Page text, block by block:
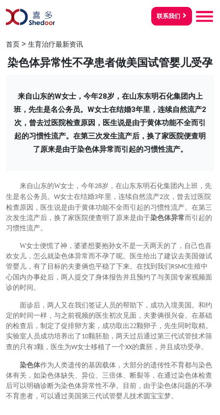
联系我们
首页 > 生育治疗最新资讯
染色体异常性不孕患者做美国试管婴儿受孕
来自山东的W女士，今年28岁，在山东东明石化集团内上
班，先生是名公务员。W女士在结婚3年里，连续自然流产2
次，曾去过医院检查原因，医生说是由于黄体功能不全而引
起的习惯性流产。在第三次发生流产后，换了家医院便查明
了原来是由于染色体异常而引起的习惯性流产。
来自山东的W女士，今年28岁，在山东东明石化集团内上班，先
生是名公务员。 W女士在结婚3年里，连续自然流产2次，曾去过医院
检查原因，医生说是由于黄体功能不全而引起的习惯性流产。在第三
次发生流产后，换了家医院便查明了原来是由于染色体异常而引起的
习惯性流产。
W女士便慌了神，婆婆想要抱孙女不是一天两天的了，自己也喜
欢女儿，怎么就染色体异常而不孕了呢。医生给出了建议去美国做试
管婴儿，有了目标的夫妻俩也平稳了下来。在找到我们 RSMC生殖中
心国内办事处后，两人提交了身体报告并且预约了与美国专家视频面
诊的时间。
面诊后，两人又在我们签证人员的帮助下，成功入境美国。和约
定的时间一样，与之前视频的医生初次见面，夫妻俩很兴奋。在基础
的检查后，制定了促排卵方案，成功取出22颗卵子，先生同时取精。
实验室人员成功培养出了 10颗胚胎，两天过后通过第三代试管技术筛
查的只有3颗，医生为W女士移植了一个XX的囊胚，并且成功受孕。
染色体作为人类遗传的基因载体，大部分的遗传性不育都与染色
体有关，如染色体缺失、异位、三倍体、断裂等，在通过染色体检查
后可以明确诊断为染色体异常性不孕。
目前，由于染色体问题的不孕
不育患者，可以通过美国第三代试管婴儿技术圆宝宝梦。